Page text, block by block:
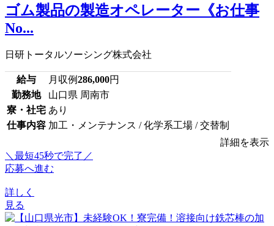
ゴム製品の製造オペレーター《お仕事
No...
日研トータルソーシング株式会社
給与 月収例286,000円
勤務地
山口県 周南市
寮・社宅 あり
仕事内容 加工・メンテナンス / 化学系工場 / 交替制
詳細を表示
＼最短45秒で完了／
応募へ進む
詳しく
見る